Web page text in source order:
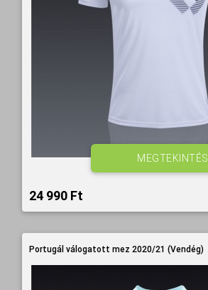
24 990 Ft‎
MEGTEKINTÉS
Portugál válogatott mez 2020/21 (Vendég)